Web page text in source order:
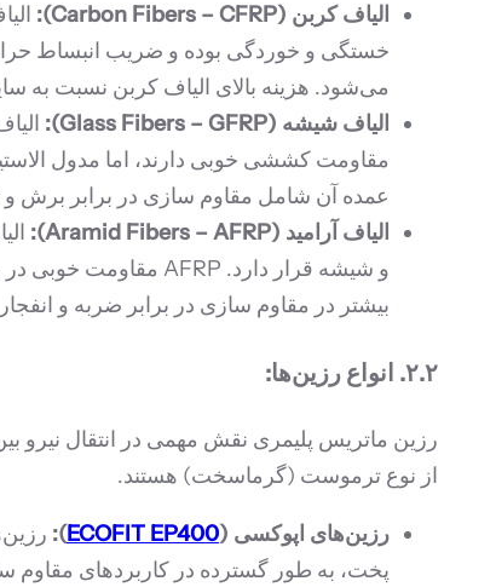
الیاف کربن (Carbon Fibers – CFRP):
می‌شود. هزینه بالای الیاف کربن نسبت به
الیاف شیشه (Glass Fibers – GFRP):
عمده آن شامل مقاوم سازی در برابر برش
الیاف آرامید (Aramid Fibers – AFRP):
بیشتر در مقاوم سازی در برابر ضربه و
۲.۲. انواع رزین‌ها:
از نوع ترموست (گرماسخت) هستند.
رزین‌های اپوکسی (ECOFIT EP400
):
پخت، به طور گسترده در کاربردهای